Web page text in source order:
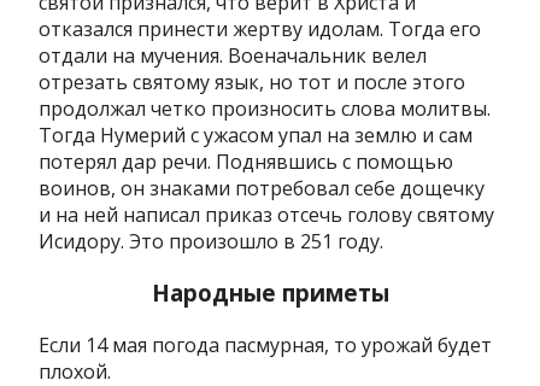
отказался принести жертву идолам. Тогда его
отдали на мучения. Военачальник велел
отрезать святому язык, но тот и после этого
продолжал четко произносить слова молитвы.
Тогда Нумерий с ужасом упал на землю и сам
потерял дар речи. Поднявшись с помощью
воинов, он знаками потребовал себе дощечку
и на ней написал приказ отсечь голову святому
Исидору. Это произошло в 251 году.
Народные приметы
Если 14 мая погода пасмурная, то урожай будет
плохой.